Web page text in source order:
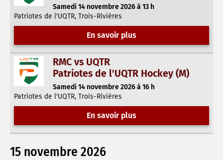
Samedi 14 novembre 2026 à 13 h
Patriotes de l'UQTR, Trois-Rivières
En savoir plus
RMC vs UQTR
Patriotes de l'UQTR Hockey (M)
Samedi 14 novembre 2026 à 16 h
Patriotes de l'UQTR, Trois-Rivières
En savoir plus
15 novembre 2026